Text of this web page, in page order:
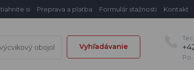
si Preprava a platba Formulár sťažnosti Kontakt
Vyhľadávanie
Po